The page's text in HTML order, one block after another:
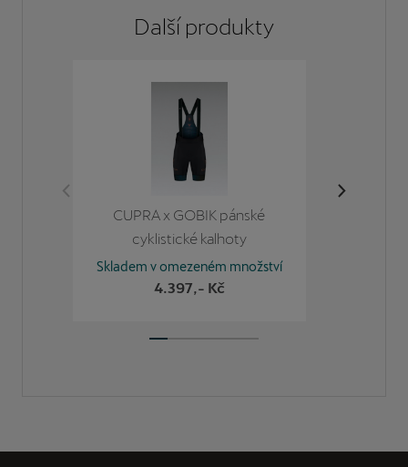
Dalšíprodukty
CUPRA x GOBIK pánské
cyklistické kalhoty
Skladem v omezeném množství
4.397,- Kč